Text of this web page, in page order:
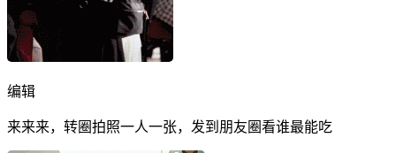
编辑
来来来，转圈拍照一人一张，发到朋友圈看谁最能吃